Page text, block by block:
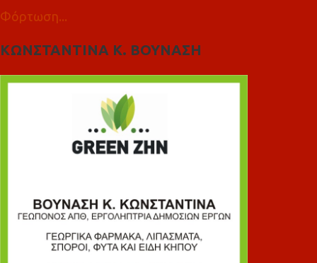
Φόρτωση...
ΚΩΝΣΤΑΝΤΙΝΑ Κ. ΒΟΥΝΑΣΗ